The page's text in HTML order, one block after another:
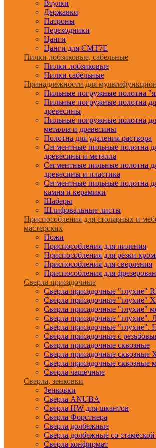
Втулки
Державки
Патроны
Переходники
Цанги
Цанги для CMT7E
Пилки лобзиковые, сабельные
Пилки лобзиковые
Пилки сабельные
Принадлежности для
Пильные погружные полотна
Пильные погружные полотна
древесины
Пильные погружные полотна
металла и древесины
Полотна для удаления раствора
Сегментные пильные полотна
древесины и металла
Сегментные пильные полотна
древесины и пластика
Сегментные пильные полотна
камня и керамики
Шаберы
Шлифовальные листы
Приспособления для столярных и
мастерских
Ножи
Приспособления для пиления
Приспособления для резки
Приспособления для сверления
Приспособления для
Сверла присадочные
Сверла присадочные "глухие"
Сверла присадочные "глухие"
Сверла присадочные "глухие"
Сверла присадочные "глухие".
Сверла присадочные "глухие".
Сверла присадочные с
Сверла присадочные сквозные
Сверла присадочные сквозные
Сверла присадочные сквозные
Сверла чашечные
Сверла, зенковки
Зенковки
Сверла ANUBA
Сверла HW для шкантов
Сверла Форстнера
Сверла долбежные
Сверла долбежные со
Сверла конфирмат